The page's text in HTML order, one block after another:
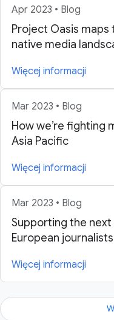
Apr 2023 • Blog
Project Oasis maps
native media
Więcej informacji
Mar 2023 • Blog
How we’re fighting
Asia Pacific
Więcej informacji
Mar 2023 • Blog
Supporting the
European journalists
Więcej informacji